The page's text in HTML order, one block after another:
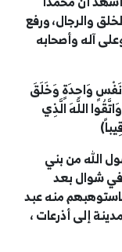
والرجال، ورفع
آله وأصحابه
نَفْسٍ وَاحِدَةٍ وَخَلَقَ
اللَّهَ الَّذِي
الله من بني
في شوال بعد
منه عبد
إلى أذرعات ،